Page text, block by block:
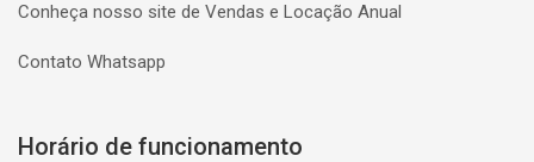
Conheça nosso site de Vendas e Locação Anual
Contato Whatsapp
Horário de funcionamento